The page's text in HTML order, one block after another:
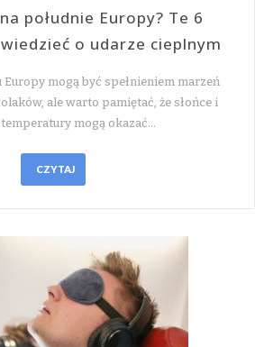
południe Europy? Te 6
o udarze cieplnym
Europy mogą być spełnieniem marzeń
ale warto pamiętać, że słońce i
mogą okazać…
CZYTAJ